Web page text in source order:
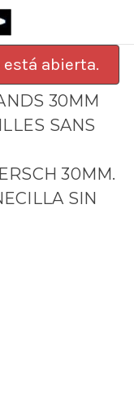
abierta.
30MM
SANS
30MM.
SIN